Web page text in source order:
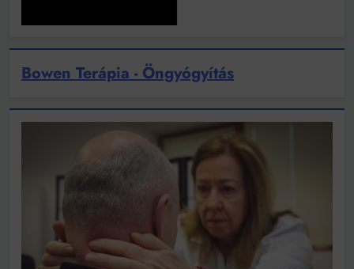
Bowen Terápia - Öngyógyítás